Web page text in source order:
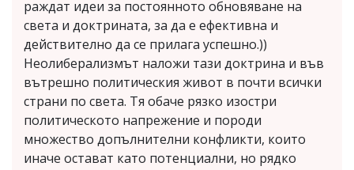
раждат идеи за постоянното обновяване на
света и доктрината, за да е ефективна и
действително да се прилага успешно.))
Неолиберализмът наложи тази доктрина и във
вътрешно политическия живот в почти всички
страни по света. Тя обаче рязко изостри
политическото напрежение и породи
множество допълнителни конфликти, които
иначе остават като потенциални, но рядко